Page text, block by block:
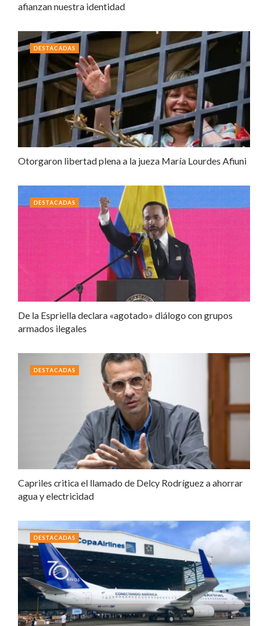
afianzan nuestra identidad
Otorgaron libertad plena a la jueza María Lourdes Afiuni
DESTACADAS
De la Espriella declara «agotado» diálogo con grupos
armados ilegales
DESTACADAS
Capriles critica el llamado de Delcy Rodríguez a ahorrar
agua y electricidad
DESTACADAS
DESTACADAS